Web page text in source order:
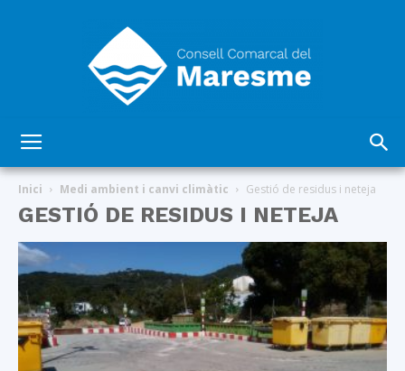
Comarcal
del
Inici Medi ambient i canvi climàtic Gestió de residus i neteja
GESTIÓ DE RESIDUS I NETEJA